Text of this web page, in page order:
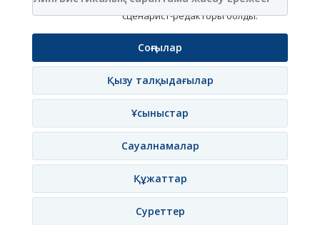
бағдарламасының жүргізушісі әрі
сценарист-редакторы болды.
Соңғылар
Қызу талқыдағылар
Ұсыныстар
Сауалнамалар
Құжаттар
Суреттер